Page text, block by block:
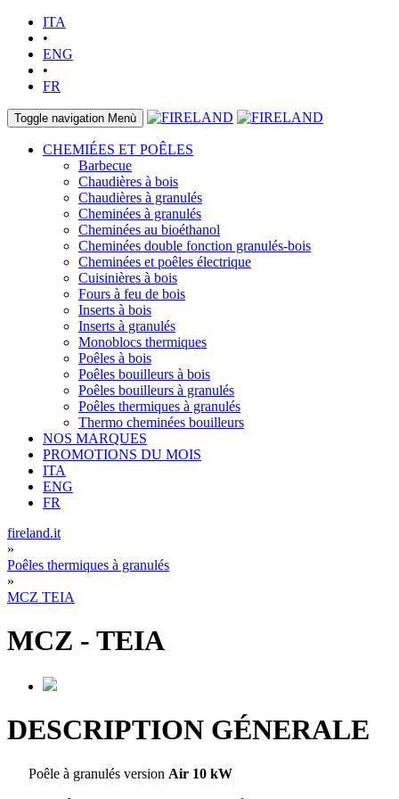
ITA
•
ENG
•
FR
Toggle navigation Menù
CHEMIÉES ET POÊLES
Barbecue
Chaudières à bois
Chaudières à granulés
Cheminées à granulés
Cheminées au bioéthanol
Cheminées double fonction granulés-bois
Cheminées et poêles électrique
Cuisinières à bois
Fours à feu de bois
Inserts à bois
Inserts à granulés
Monoblocs thermiques
Poêles à bois
Poêles bouilleurs à bois
Poêles bouilleurs à granulés
Poêles thermiques à granulés
Thermo cheminées bouilleurs
NOS MARQUES
PROMOTIONS DU MOIS
ITA
ENG
FR
fireland.it
»
Poêles thermiques à granulés
»
MCZ TEIA
MCZ - TEIA
DESCRIPTION GÉNERALE
Poêle à granulés version Air 10 kW